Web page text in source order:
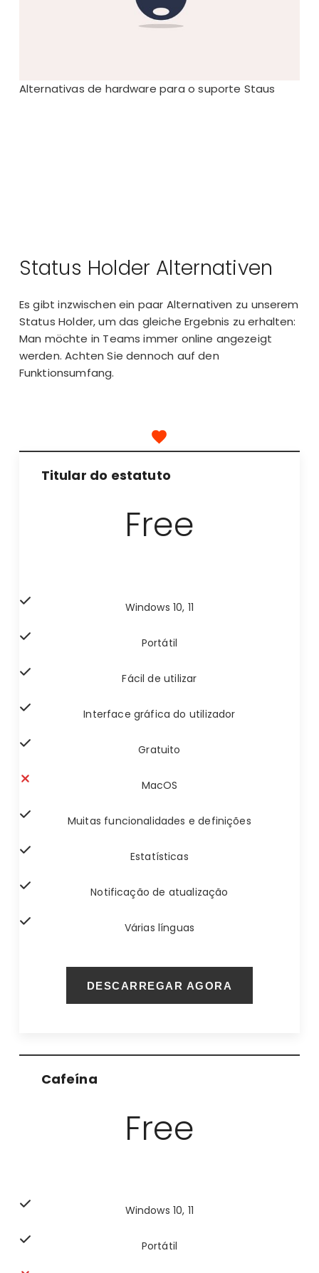
Alternativas de hardware para o suporte Staus
Status Holder Alternativen
Es gibt inzwischen ein paar Alternativen zu unserem
Status Holder, um das gleiche Ergebnis zu erhalten:
Man möchte in Teams immer online angezeigt
werden. Achten Sie dennoch auf den
Funktionsumfang.
Titular do estatuto
Free
Windows 10, 11
Portátil
Fácil de utilizar
Interface gráfica do utilizador
Gratuito
MacOS
Muitas funcionalidades e definições
Estatísticas
Notificação de atualização
Várias línguas
DESCARREGAR AGORA
Cafeína
Free
Windows 10, 11
Portátil